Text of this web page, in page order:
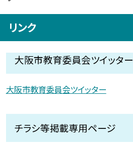
リンク
大阪市教育委員会ツイッター
大阪市教育委員会ツイッター
チラシ等掲載専用ページ